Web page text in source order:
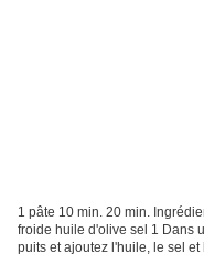
1 pâte 10 min. 20 min.
froide huile d'olive sel 1 Dans
puits et ajoutez l'huile, le sel et